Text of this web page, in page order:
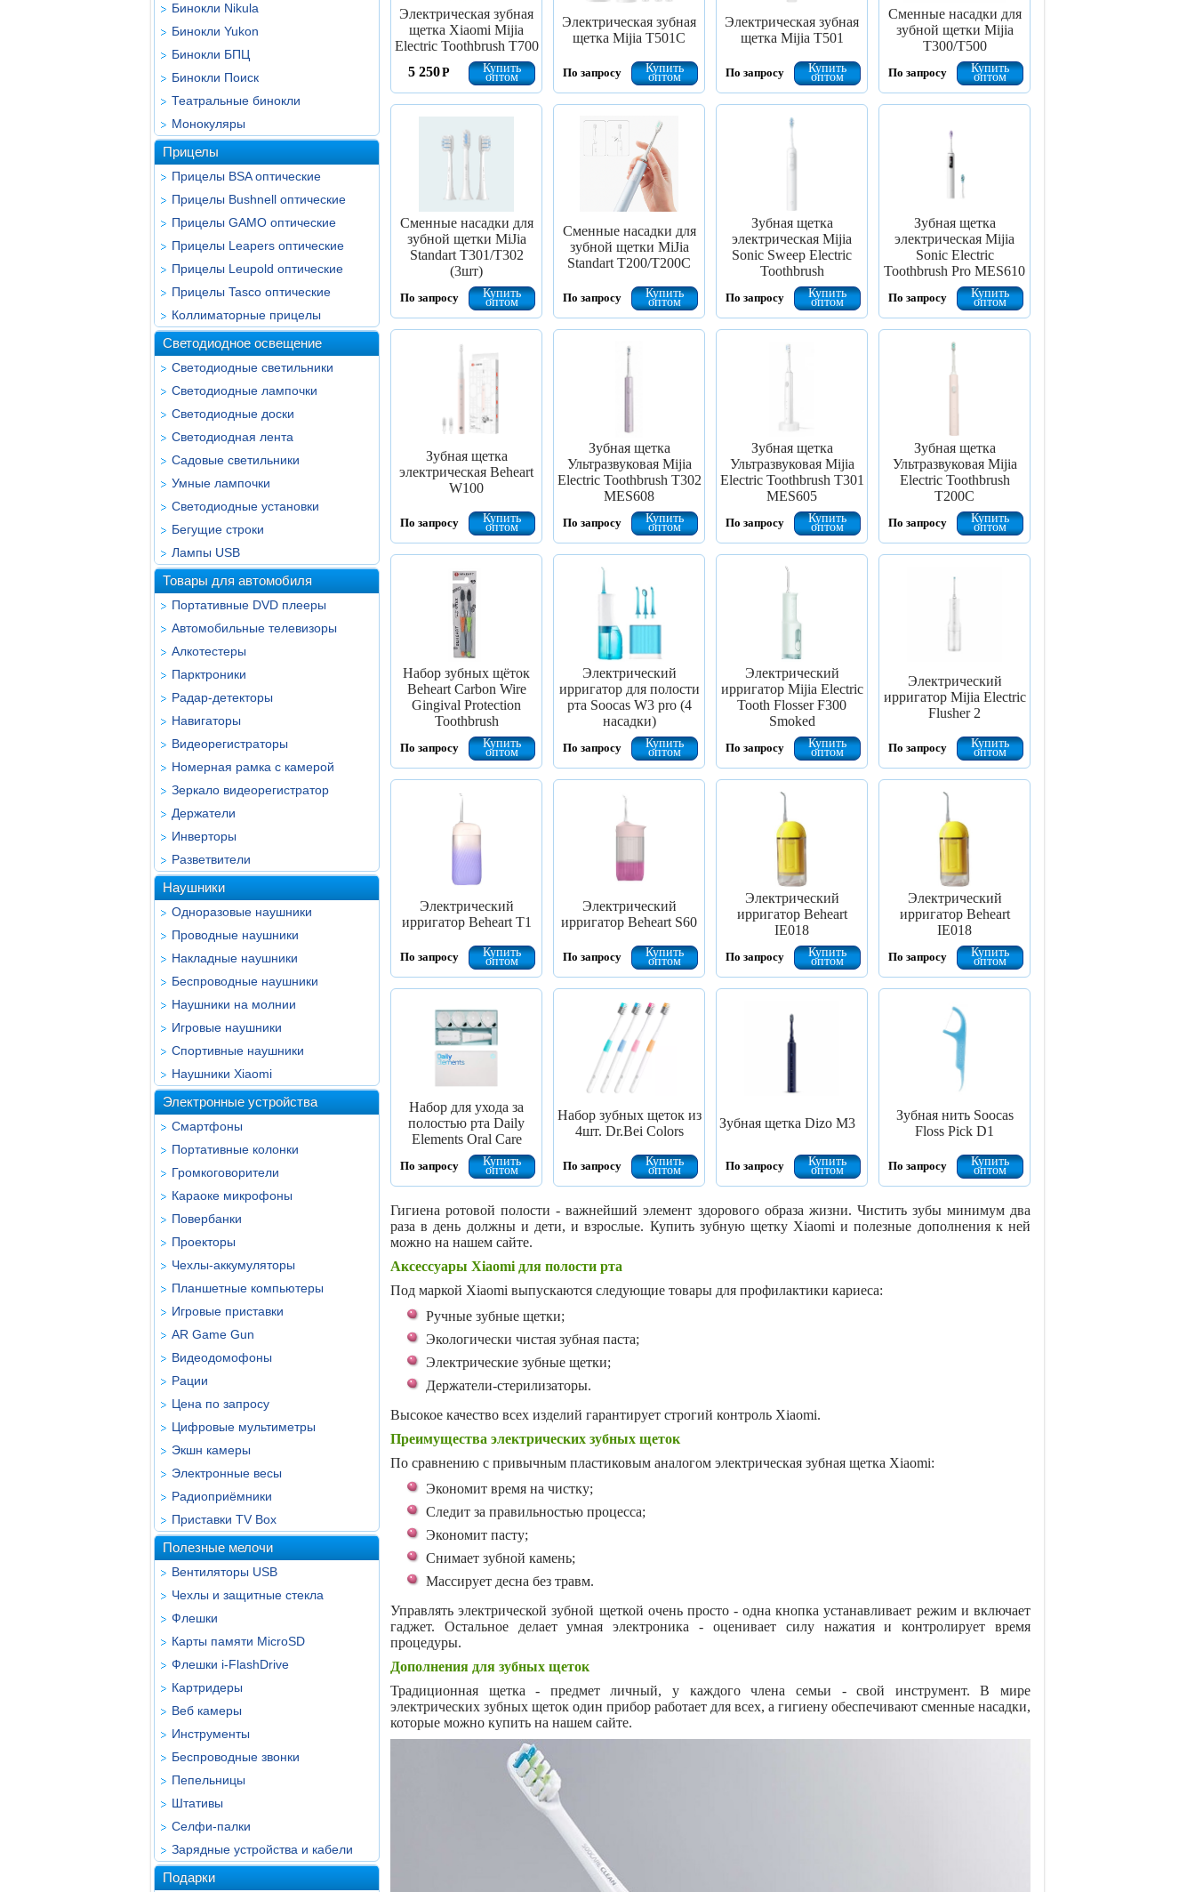
Бинокли Nikula
Бинокли Yukon
Бинокли БПЦ
Бинокли Поиск
Театральные бинокли
Монокуляры
Прицелы
Прицелы BSA оптические
Прицелы Bushnell оптические
Прицелы GAMO оптические
Прицелы Leapers оптические
Прицелы Leupold оптические
Прицелы Tasco оптические
Коллиматорные прицелы
Светодиодное освещение
Светодиодные светильники
Светодиодные лампочки
Светодиодные доски
Светодиодная лента
Садовые светильники
Умные лампочки
Светодиодные установки
Бегущие строки
Лампы USB
Товары для автомобиля
Портативные DVD плееры
Автомобильные телевизоры
Алкотестеры
Парктроники
Радар-детекторы
Навигаторы
Видеорегистраторы
Номерная рамка с камерой
Зеркало видеорегистратор
Держатели
Инверторы
Разветвители
Наушники
Одноразовые наушники
Проводные наушники
Накладные наушники
Беспроводные наушники
Наушники на молнии
Игровые наушники
Спортивные наушники
Наушники Xiaomi
Электронные устройства
Смартфоны
Портативные колонки
Громкоговорители
Караоке микрофоны
Повербанки
Проекторы
Чехлы-аккумуляторы
Планшетные компьютеры
Игровые приставки
AR Game Gun
Видеодомофоны
Рации
Цена по запросу
Цифровые мультиметры
Экшн камеры
Электронные весы
Радиоприёмники
Приставки TV Box
Полезные мелочи
Вентиляторы USB
Чехлы и защитные стекла
Флешки
Карты памяти MicroSD
Флешки i-FlashDrive
Картридеры
Веб камеры
Инструменты
Беспроводные звонки
Пепельницы
Штативы
Селфи-палки
Зарядные устройства и кабели
Подарки
Электрическая зубная
щетка Xiaomi Mijia
Electric Toothbrush T700
5 250Р Купить
оптом
Электрическая зубная
щетка Mijia T501C
По запросу Купить
оптом
Электрическая зубная
щетка Mijia T501
По запросу Купить
оптом
Сменные насадки для
зубной щетки Mijia
T300/T500
По запросу Купить
оптом
Сменные насадки для
зубной щетки MiJia
Standart T301/T302
(3шт)
По запросу Купить
оптом
Сменные насадки для
зубной щетки MiJia
Standart T200/T200C
По запросу Купить
оптом
Зубная щетка
электрическая Mijia
Sonic Sweep Electric
Toothbrush
По запросу Купить
оптом
Зубная щетка
электрическая Mijia
Sonic Electric
Toothbrush Pro MES610
По запросу Купить
оптом
Зубная щетка
электрическая Beheart
W100
По запросу Купить
оптом
Зубная щетка
Ультразвуковая Mijia
Electric Toothbrush T302
MES608
По запросу Купить
оптом
Зубная щетка
Ультразвуковая Mijia
Electric Toothbrush T301
MES605
По запросу Купить
оптом
Зубная щетка
Ультразвуковая Mijia
Electric Toothbrush
T200C
По запросу Купить
оптом
Набор зубных щёток
Beheart Carbon Wire
Gingival Protection
Toothbrush
По запросу Купить
оптом
Электрический
ирригатор для полости
рта Soocas W3 pro (4
насадки)
По запросу Купить
оптом
Электрический
ирригатор Mijia Electric
Tooth Flosser F300
Smoked
По запросу Купить
оптом
Электрический
ирригатор Mijia Electric
Flusher 2
По запросу Купить
оптом
Электрический
ирригатор Beheart T1
По запросу Купить
оптом
Электрический
ирригатор Beheart S60
По запросу Купить
оптом
Электрический
ирригатор Beheart
IE018
По запросу Купить
оптом
Электрический
ирригатор Beheart
IE018
По запросу Купить
оптом
Набор для ухода за
полостью рта Daily
Elements Oral Care
По запросу Купить
оптом
Набор зубных щеток из
4шт. Dr.Bei Colors
По запросу Купить
оптом
Зубная щетка Dizo M3
По запросу Купить
оптом
Зубная нить Soocas
Floss Pick D1
По запросу Купить
оптом
Гигиена ротовой полости - важнейший элемент здорового образа жизни. Чистить зубы минимум два
раза в день должны и дети, и взрослые. Купить зубную щетку Xiaomi и полезные дополнения к ней
можно на нашем сайте.
Аксессуары Xiaomi для полости рта
Под маркой Xiaomi выпускаются следующие товары для профилактики кариеса:
Ручные зубные щетки;
Экологически чистая зубная паста;
Электрические зубные щетки;
Держатели-стерилизаторы.
Высокое качество всех изделий гарантирует строгий контроль Xiaomi.
Преимущества электрических зубных щеток
По сравнению с привычным пластиковым аналогом электрическая зубная щетка Xiaomi:
Экономит время на чистку;
Следит за правильностью процесса;
Экономит пасту;
Снимает зубной камень;
Массирует десна без травм.
Управлять электрической зубной щеткой очень просто - одна кнопка устанавливает режим и включает
гаджет. Остальное делает умная электроника - оценивает силу нажатия и контролирует время
процедуры.
Дополнения для зубных щеток
Традиционная щетка - предмет личный, у каждого члена семьи - свой инструмент. В мире
электрических зубных щеток один прибор работает для всех, а гигиену обеспечивают сменные насадки,
которые можно купить на нашем сайте.